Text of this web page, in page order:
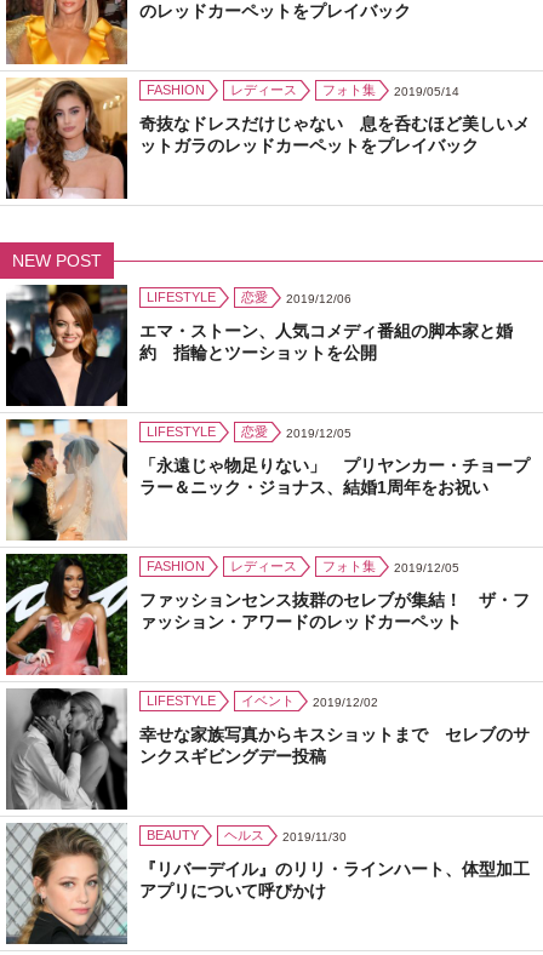
のレッドカーペットをプレイバック
FASHION レディース フォト集 2019/05/14
奇抜なドレスだけじゃない 息を呑むほど美しいメ
ットガラのレッドカーペットをプレイバック
NEW POST
LIFESTYLE 恋愛 2019/12/06
エマ・ストーン、人気コメディ番組の脚本家と婚
約 指輪とツーショットを公開
LIFESTYLE 恋愛 2019/12/05
「永遠じゃ物足りない」 プリヤンカー・チョープ
ラー＆ニック・ジョナス、結婚1周年をお祝い
FASHION レディース フォト集 2019/12/05
ファッションセンス抜群のセレブが集結！ ザ・フ
ァッション・アワードのレッドカーペット
LIFESTYLE イベント 2019/12/02
幸せな家族写真からキスショットまで セレブのサ
ンクスギビングデー投稿
BEAUTY ヘルス 2019/11/30
『リバーデイル』のリリ・ラインハート、体型加工
アプリについて呼びかけ